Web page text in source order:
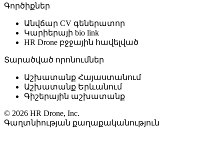
Գործիքներ
Անվճար CV գեներատոր
Կարիերայի bio link
HR Drone բջջային հավելված
Տարածված որոնումներ
Աշխատանք Հայաստանում
Աշխատանք Երևանում
Գիշերային աշխատանք
© 2026 HR Drone, Inc.
Գաղտնիության քաղաքականություն